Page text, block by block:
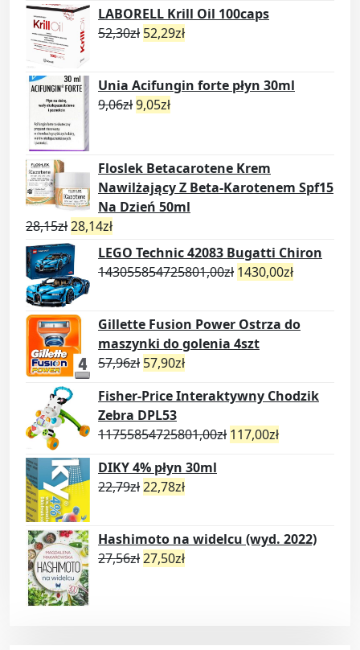
LABORELL Krill Oil 100caps
52,30zł 52,29zł
Unia Acifungin forte płyn 30ml
9,06zł9,05zł
Floslek Betacarotene Krem
Nawilżający Z Beta-Karotenem Spf15
Na Dzień 50ml
28,15zł28,14zł
LEGO Technic 42083 Bugatti Chiron
143055854725801,00zł 1430,00zł
Gillette Fusion Power Ostrza do
maszynki do golenia 4szt
57,96zł 57,90zł
Fisher-Price Interaktywny Chodzik
Zebra DPL53
11755854725801,00zł 117,00zł
DIKY 4% płyn 30ml
22,79zł22,78zł
Hashimoto na widelcu (wyd. 2022)
27,56zł27,50zł